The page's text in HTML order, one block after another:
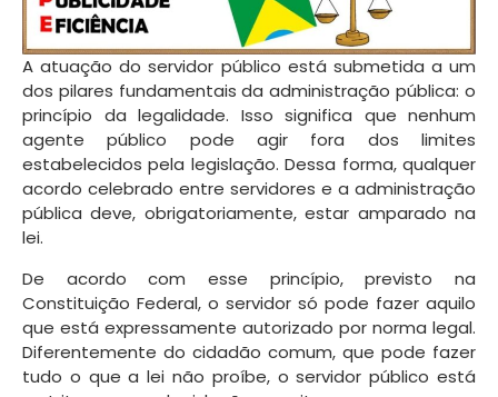
A atuação do servidor público está submetida a um
dos pilares fundamentais da administração pública: o
princípio da legalidade. Isso significa que nenhum
agente público pode agir fora dos limites
estabelecidos pela legislação. Dessa forma, qualquer
acordo celebrado entre servidores e a administração
pública deve, obrigatoriamente, estar amparado na
lei.
De acordo com esse princípio, previsto na
Constituição Federal, o servidor só pode fazer aquilo
que está expressamente autorizado por norma legal.
Diferentemente do cidadão comum, que pode fazer
tudo o que a lei não proíbe, o servidor público está